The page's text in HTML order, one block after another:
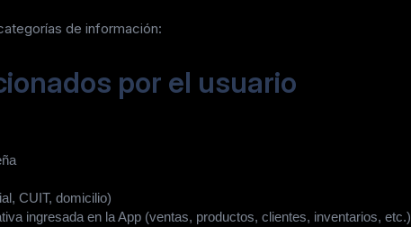
de información:
por el usuario
CUIT, domicilio)
ingresada en la App (ventas, productos, clientes, inventarios, etc.)